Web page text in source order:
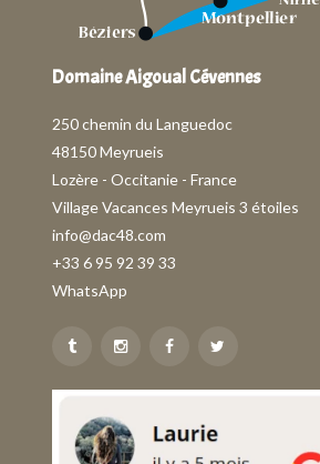
Domaine Aigoual Cévennes
250 chemin du Languedoc
48150 Meyrueis
Lozère - Occitanie - France
Village Vacances Meyrueis 3 étoiles
info@dac48.com
+33 6 95 92 39 33
WhatsApp